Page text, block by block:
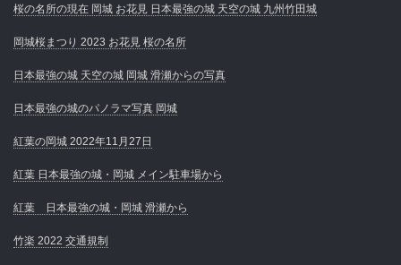
桜の名所の現在 岡城 お花見 日本最強の城 天空の城 九州竹田城
岡城桜まつり 2023 お花見 桜の名所
日本最強の城 天空の城 岡城 滑瀬からの写真
日本最強の城のパノラマ写真 岡城
紅葉の岡城 2022年11月27日
紅葉 日本最強の城・岡城 メイン駐車場から
紅葉 日本最強の城・岡城 滑瀬から
竹楽 2022 交通規制